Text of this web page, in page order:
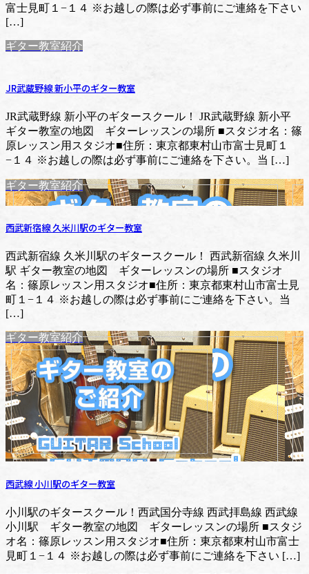
富士見町１−１４ ※お越しの際は必ず事前にご連絡を下さい
[…]
ギター教室紹介
JR武蔵野線 新小平のギター教室
JR武蔵野線 新小平のギタースクール！ JR武蔵野線 新小平
ギター教室の地図 ギターレッスンの場所 ■スタジオ名：篠
原レッスン用スタジオ■住所：東京都東村山市富士見町１
−１４ ※お越しの際は必ず事前にご連絡を下さい。当 […]
ギター教室紹介
西武新宿線 久米川駅のギター教室
西武新宿線 久米川駅のギタースクール！ 西武新宿線 久米川
駅 ギター教室の地図 ギターレッスンの場所 ■スタジオ
名：篠原レッスン用スタジオ■住所：東京都東村山市富士見
町１−１４ ※お越しの際は必ず事前にご連絡を下さい。当
[…]
ギター教室紹介
西武線 小川駅のギター教室
小川駅のギタースクール！西武国分寺線 西武拝島線 西武線
小川駅 ギター教室の地図 ギターレッスンの場所 ■スタジ
オ名：篠原レッスン用スタジオ■住所：東京都東村山市富士
見町１−１４ ※お越しの際は必ず事前にご連絡を下さい […]